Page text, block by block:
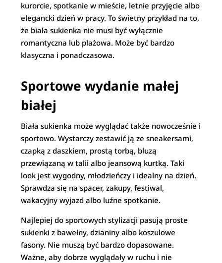
kurorcie, spotkanie w mieście, letnie przyjęcie albo
elegancki dzień w pracy. To świetny przykład na to,
że biała sukienka nie musi być wyłącznie
romantyczna lub plażowa. Może być bardzo
klasyczna i ponadczasowa.
Sportowe wydanie małej
białej
Biała sukienka może wyglądać także nowocześnie i
sportowo. Wystarczy zestawić ją ze sneakersami,
czapką z daszkiem, prostą torbą, bluzą
przewiązaną w talii albo jeansową kurtką. Taki
look jest wygodny, młodzieńczy i idealny na dzień.
Sprawdza się na spacer, zakupy, festiwal,
wakacyjny wyjazd albo luźne spotkanie.
Najlepiej do sportowych stylizacji pasują proste
sukienki z bawełny, dzianiny albo koszulowe
fasony. Nie muszą być bardzo dopasowane.
Ważne, aby dobrze wyglądały w ruchu i nie